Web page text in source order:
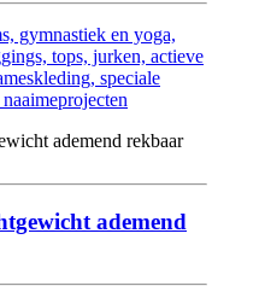
gymnastiek en yoga,
tops, jurken, actieve
speciale
ademend